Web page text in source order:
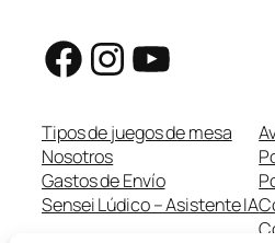
Facebook Instagram YouTube
Tipos de juegos de mesa
Nosotros
Gastos de Envío
Sensei Lúdico – Asistente IA